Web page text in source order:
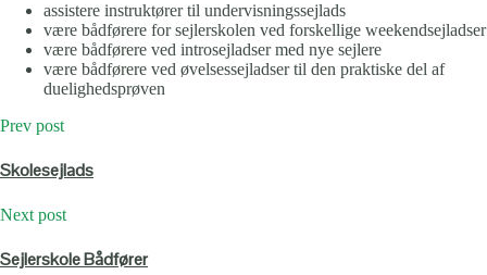
assistere instruktører til undervisningssejlads
være bådførere for sejlerskolen ved forskellige weekendsejladser
være bådførere ved introsejladser med nye sejlere
være bådførere ved øvelsessejladser til den praktiske del af
duelighedsprøven
Prev post
Skolesejlads
Next post
Sejlerskole Bådfører